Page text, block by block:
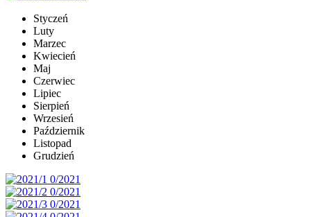
Styczeń
Luty
Marzec
Kwiecień
Maj
Czerwiec
Lipiec
Sierpień
Wrzesień
Październik
Listopad
Grudzień